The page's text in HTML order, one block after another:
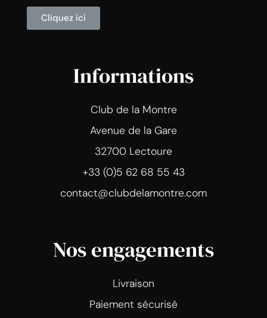
Cliquez ici
Informations
Club de la Montre
Avenue de la Gare
32700 Lectoure
+33 (0)5 62 68 55 43
contact@clubdelamontre.com
Nos engagements
Livraison
Paiement sécurisé